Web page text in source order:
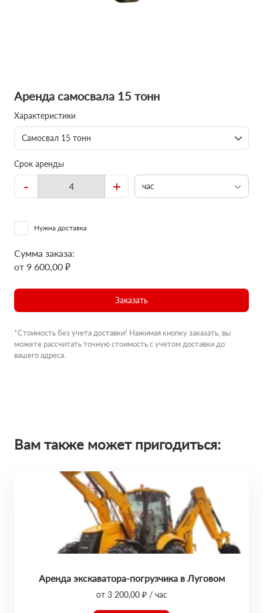
Аренда самосвала 15 тонн
Характеристики
Самосвал 15 тонн
Срок аренды
- + час
Нужна доставка
Сумма заказа:
от 9 600,00 ₽
Заказать
*Стоимость без учета доставки! Нажимая кнопку заказать, вы
можете рассчитать точную стоимость с учетом доставки до
вашего адреса.
Вам также может пригодиться:
Аренда экскаватора-погрузчика в Луговом
от 3 200,00 ₽ / час